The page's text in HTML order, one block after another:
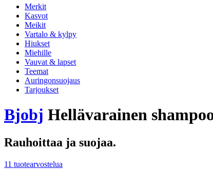
Merkit
Kasvot
Meikit
Vartalo & kylpy
Hiukset
Miehille
Vauvat & lapset
Teemat
Auringonsuojaus
Tarjoukset
Bjobj Hellävarainen
Rauhoittaa ja suojaa.
11 tuotearvostelua